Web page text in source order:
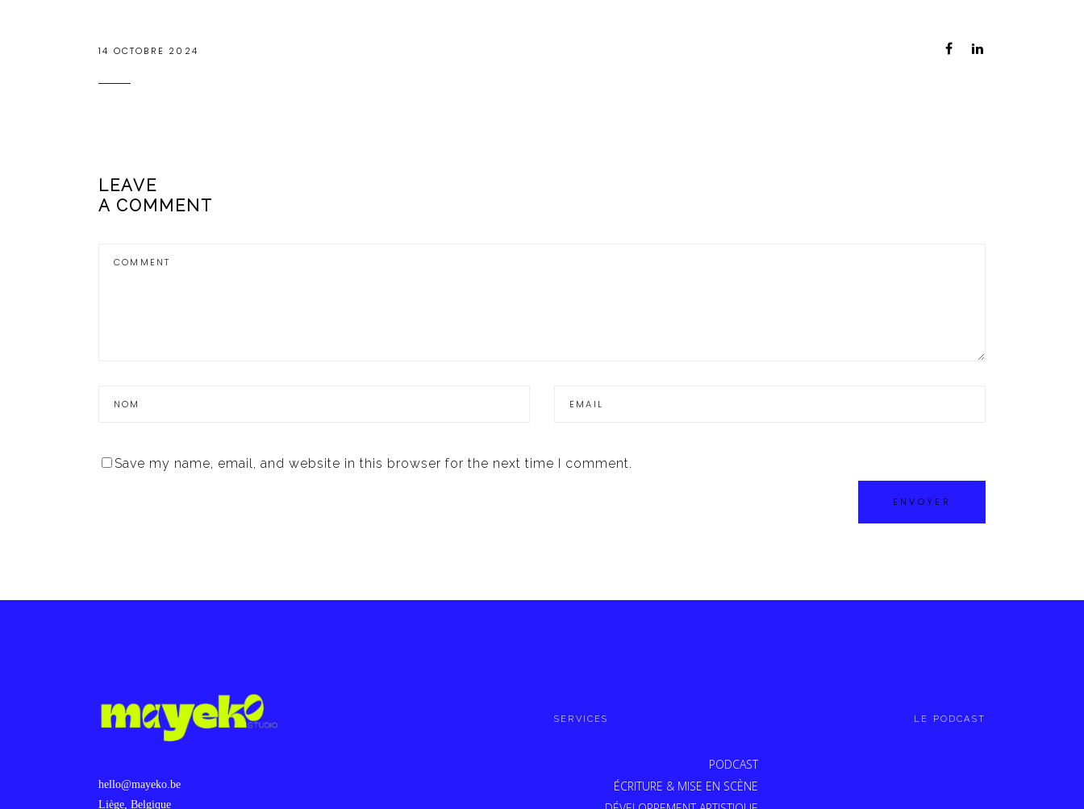
14 OCTOBRE 2024
LEAVE
A COMMENT
Save my name, email, and website in this browser for the next time I comment.
hello@mayeko.be
Liège, Belgique
SERVICES
PODCAST
ÉCRITURE & MISE EN SCÈNE
LE PODCAST